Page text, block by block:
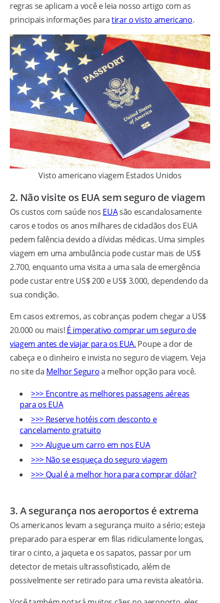
regras se aplicam a você e leia nosso artigo com as
principais informações paratirar o visto americano.
Visto americano viagem Estados Unidos
2. Não visite os EUA sem seguro de viagem
Os custos com saúde nos EUAsão escandalosamente
caros e todos os anos milhares de cidadãos dos EUA
pedem falência devido a dívidas médicas. Uma simples
viagem em uma ambulância pode custar mais de US$
2.700, enquanto uma visita a uma sala de emergência
pode custar entre US$ 200 e US$ 3.000, dependendo da
sua condição.
Em casos extremos, as cobranças podem chegar a US$
20.000 ou mais! É imperativo comprar um seguro de
viagem antes de viajar para os EUA. Poupe a dor de
cabeça e o dinheiro e invista no seguro de viagem. Veja
no site da Melhor Seguroa melhor opção para você.
>>> Encontre as melhores passagens aéreas
para os EUA
>>> Reserve hotéis com desconto e
cancelamento gratuito
>>> Alugue um carro em nos EUA
>>> Não se esqueça do seguro viagem
>>> Qual é a melhor hora para comprar dólar?
3. A segurança nos aeroportos é extrema
Os americanos levam a segurança muito a sério; esteja
preparado para esperar em filas ridiculamente longas,
tirar o cinto, a jaqueta e os sapatos, passar por um
detector de metais ultrassofisticado, além de
possivelmente ser retirado para uma revista aleatória.